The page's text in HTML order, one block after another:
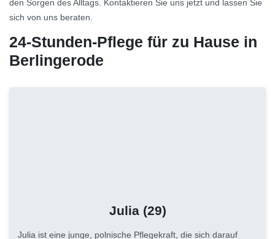
den Sorgen des Alltags. Kontaktieren Sie uns jetzt und lassen Sie
sich von uns beraten.
24-Stunden-Pflege für zu Hause in
Berlingerode
Julia (29)
Julia ist eine junge, polnische Pflegekraft, die sich darauf